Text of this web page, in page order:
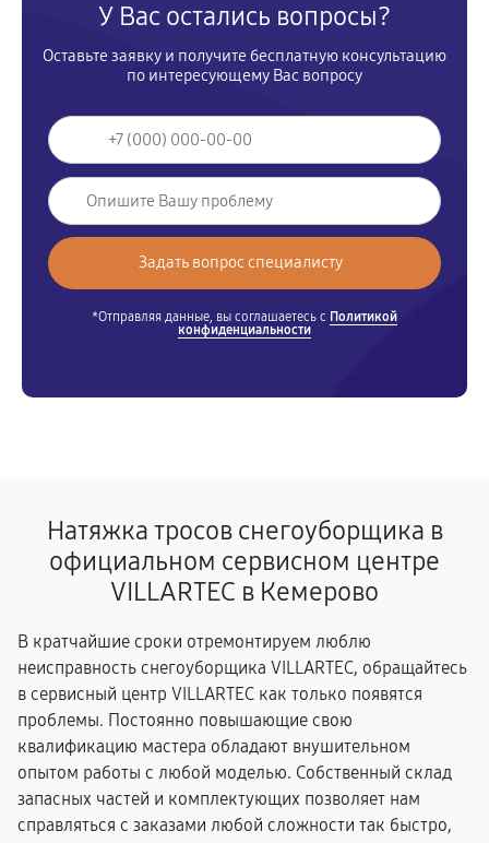
У Вас остались вопросы?
Оставьте заявку и получите бесплатную консультацию
по интересующему Вас вопросу
*Отправляя данные, вы соглашаетесь с Политикой
конфиденциальности
Натяжка тросов снегоуборщика в
официальном сервисном центре
VILLARTEC в Кемерово
В кратчайшие сроки отремонтируем люблю
неисправность снегоуборщика VILLARTEC, обращайтесь
в сервисный центр VILLARTEC как только появятся
проблемы. Постоянно повышающие свою
квалификацию мастера обладают внушительном
опытом работы с любой моделью. Собственный склад
запасных частей и комплектующих позволяет нам
справляться с заказами любой сложности так быстро,